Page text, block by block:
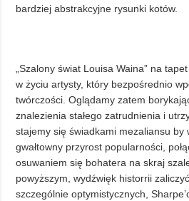
bardziej abstrakcyjne rysunki kotów.
„Szalony świat Louisa Waina” na
w życiu artysty, który bezpośrednio
twórczości. Oglądamy zatem
znalezienia stałego zatrudnienia i
stajemy się świadkami mezaliansu by
gwałtowny przyrost popularności,
osuwaniem się bohatera na skraj
powyższym, wydźwięk historrii
szczególnie optymistycznych,